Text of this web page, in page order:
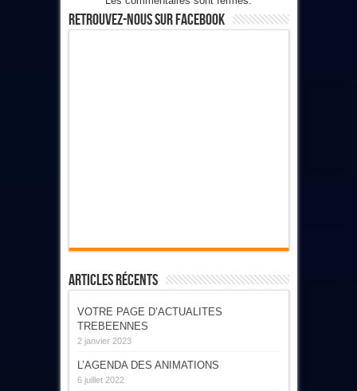
Retrouvez-Nous Sur Facebook
Articles Récents
VOTRE PAGE D’ACTUALITES
TREBEENNES
2 janvier 2023
L’AGENDA DES ANIMATIONS
6 juillet 2022